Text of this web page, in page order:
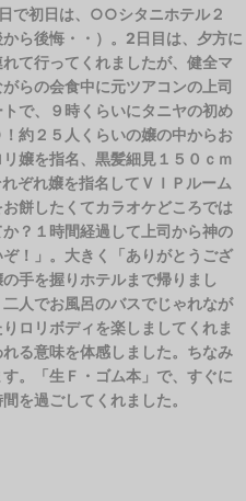
で初日は、○○シタニホテル２
ら後悔・・）。2日目は、夕方に
て行ってくれましたが、健全マ
らの会食中に元ツアコンの上司
で、９時くらいにタニヤの初め
約２５人くらいの嬢の中からお
嬢を指名、黒髪細見１５０ｃｍ
ぞれ嬢を指名してＶＩＰルーム
餅したくてカラオケどころでは
？１時間経過して上司から神の
！」。大きく「ありがとうござ
手を握りホテルまで帰りまし
人でお風呂のバスでじゃれなが
ロリボディを楽しましてくれま
る意味を体感しました。ちなみ
。「生Ｆ・ゴム本」で、すぐに
を過ごしてくれました。